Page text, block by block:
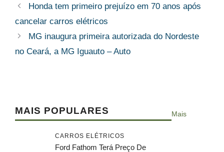
Honda tem primeiro prejuízo em 70 anos após
cancelar carros elétricos
MG inaugura primeira autorizada do Nordeste
no Ceará, a MG Iguauto – Auto
MAIS POPULARES Mais
CARROS ELÉTRICOS
Ford Fathom Terá Preço De